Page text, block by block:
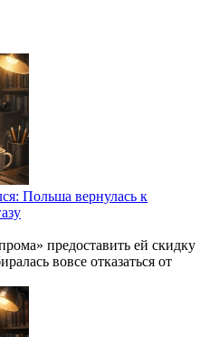
Польша вернулась к
предоставить ей скидку
вовсе отказаться от